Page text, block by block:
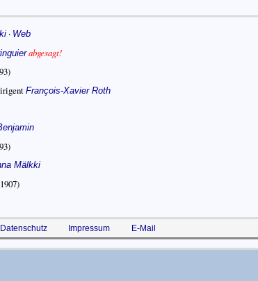
· Web
abgesagt!
François-Xavier Roth
Mälkki
Datenschutz Impressum E-Mail